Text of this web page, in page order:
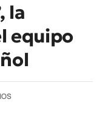
la
equipo